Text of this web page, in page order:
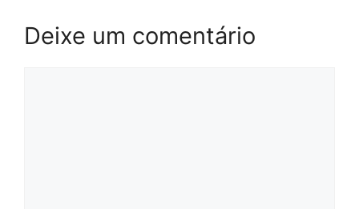
Deixe um comentário